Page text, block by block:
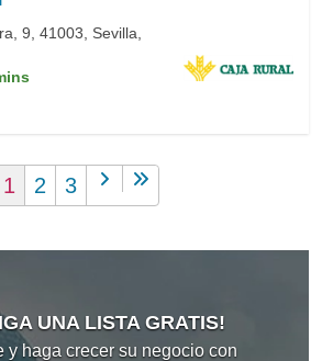
9, 41003, Sevilla,
1 2 3
UNA LISTA GRATIS!
y haga crecer su negocio con